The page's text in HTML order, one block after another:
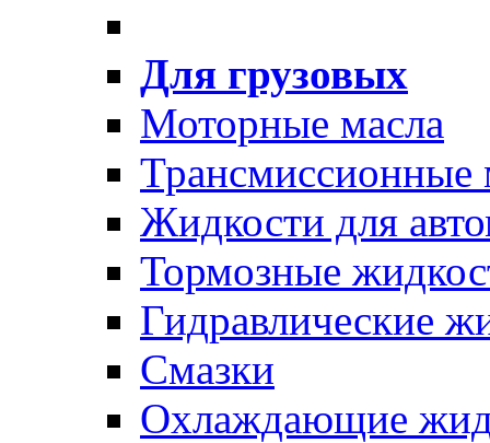
Для грузовых
Моторные масла
Трансмиссионные
Жидкости для
Тормозные
Гидравлические
Смазки
Охлаждающие